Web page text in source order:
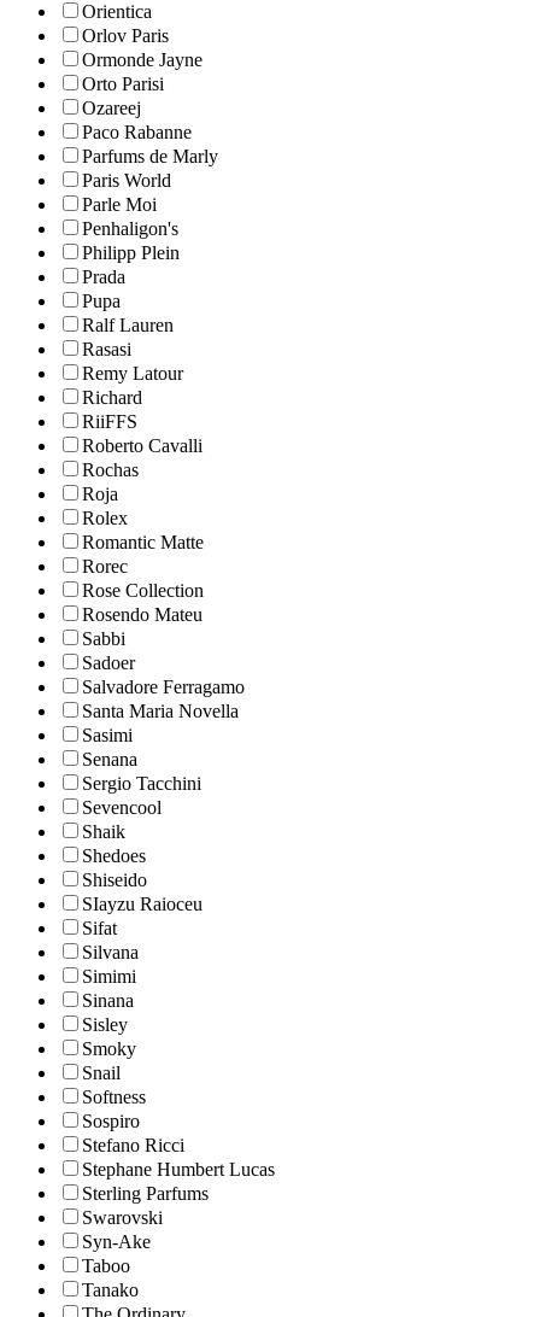
Orientica
Orlov Paris
Ormonde Jayne
Orto Parisi
Ozareej
Paco Rabanne
Parfums de Marly
Paris World
Parle Moi
Penhaligon's
Philipp Plein
Prada
Pupa
Ralf Lauren
Rasasi
Remy Latour
Richard
RiiFFS
Roberto Cavalli
Rochas
Roja
Rolex
Romantic Matte
Rorec
Rose Collection
Rosendo Mateu
Sabbi
Sadoer
Salvadore Ferragamo
Santa Maria Novella
Sasimi
Senana
Sergio Tacchini
Sevencool
Shaik
Shedoes
Shiseido
SIayzu Raioceu
Sifat
Silvana
Simimi
Sinana
Sisley
Smoky
Snail
Softness
Sospiro
Stefano Ricci
Stephane Humbert Lucas
Sterling Parfums
Swarovski
Syn-Ake
Taboo
Tanako